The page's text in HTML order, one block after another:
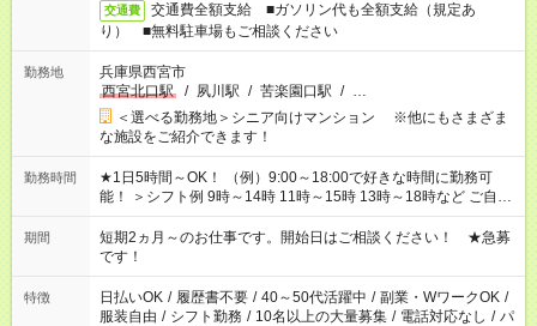
交通費
交通費全額支給 ■ガソリン代も全額支給（規定あ
り） ■無料駐車場もご相談ください
勤務地
兵庫県西宮市
西宮北口駅
/ 夙川駅 / 苦楽園口駅 / …
＜選べる勤務地＞シニア向けマンション ※他にもさまざま
な施設をご紹介できます！
勤務時間
★1日5時間～OK！ （例）9:00～18:00で好きな時間に勤務可
能！ ＞シフト例 9時～14時 11時～15時 13時～18時など ご自身
のご都合に合わせて勤務時間をご相談ください！ ★家庭の都合
でお休みや時間の調整が必要な場合も遠慮なくご相談くださ
い。
期間
短期2ヵ月～のお仕事です。開始日はご相談ください！ ★急募
です！
特徴 日払いOK / 履歴書不要 / 40～50代活躍中 / 副業・WワークOK /
服装自由 / シフト勤務 / 10名以上の大量募集 / 電話対応なし / パ